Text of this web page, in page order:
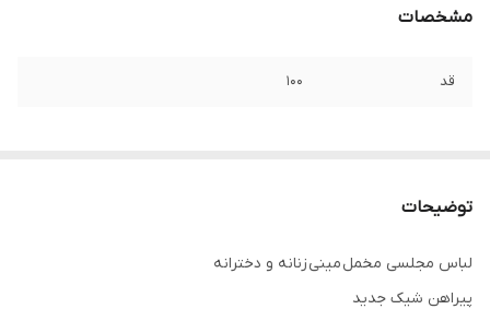
مشخصات
قد ۱۰۰
توضیحات
لباس مجلسی مخمل مینی زنانه و دخترانه
پیراهن شیک جدید